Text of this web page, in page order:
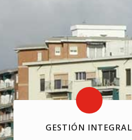
GESTIÓN INTEGRAL